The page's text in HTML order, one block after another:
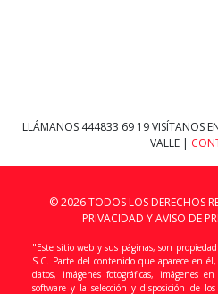
LLÁMANOS 444833 69 19VISÍTANOS
VALLE |
© 2026 TODOS LOS DERECHOS
PRIVACIDAD Y AVISO DE
"Este sitio web y sus páginas, son
S.C. Parte del contenido que aparece en
datos, imágenes fotográficas, imágenes
software y la selección y disposición de